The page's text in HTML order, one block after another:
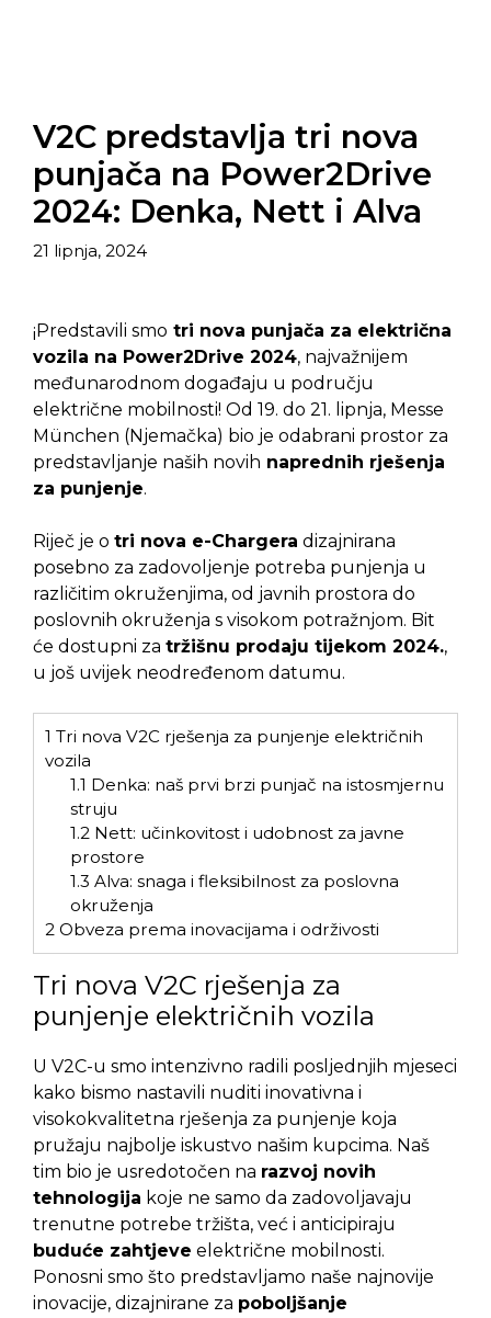
V2C predstavlja tri nova
punjača na Power2Drive
2024: Denka, Nett i Alva
21 lipnja, 2024
¡Predstavili smo tri nova punjača za električna
vozila na Power2Drive 2024, najvažnijem
međunarodnom događaju u području
električne mobilnosti! Od 19. do 21. lipnja, Messe
München (Njemačka) bio je odabrani prostor za
predstavljanje naših novih naprednih rješenja
za punjenje.
Riječ je o tri nova e-Chargera dizajnirana
posebno za zadovoljenje potreba punjenja u
različitim okruženjima, od javnih prostora do
poslovnih okruženja s visokom potražnjom. Bit
će dostupni za tržišnu prodaju tijekom 2024.,
u još uvijek neodređenom datumu.
1 Tri nova V2C rješenja za punjenje električnih
vozila
1.1 Denka: naš prvi brzi punjač na istosmjernu
struju
1.2Nett: učinkovitost i udobnost za javne
prostore
1.3 Alva: snaga i fleksibilnost za poslovna
okruženja
2 Obveza prema inovacijama i održivosti
Tri nova V2C rješenja za
punjenje električnih vozila
U V2C-u smo intenzivno radili posljednjih mjeseci
kako bismo nastavili nuditi inovativna i
visokokvalitetna rješenja za punjenje koja
pružaju najbolje iskustvo našim kupcima. Naš
tim bio je usredotočen na razvoj novih
tehnologija koje ne samo da zadovoljavaju
trenutne potrebe tržišta, već i anticipiraju
buduće zahtjeve električne mobilnosti.
Ponosni smo što predstavljamo naše najnovije
inovacije, dizajnirane za poboljšanje